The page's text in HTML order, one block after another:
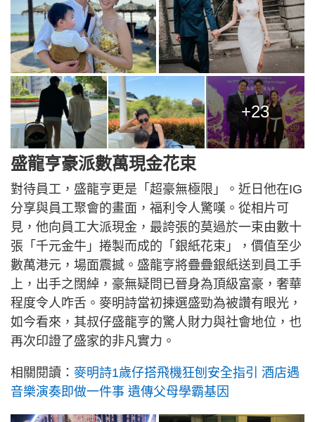
+23
盛龍亨豪派數萬現金花束
對待員工，盛龍亨更是「超豪無極限」。近日他在IG
分享與員工聚會的畫面，福利令人驚嘆。從相片可
見，他向員工大派現金，最誇張的莫過於一束由數十
張「千元金牛」捲製而成的「銀紙花束」，價值至少
數萬港元，場面震撼。盛龍亨將疊疊銀紙送到員工手
上，出手之闊綽，豪無疑問已晉身為頂級富豪，奢華
程度令人咋舌。麥明詩當初揀選盛勁為被讚有眼光，
如今看來，其叔仔盛龍亨的驚人財力與社會地位，也
再次印證了盛家的非凡實力。
相關閱讀： 麥明詩1歲仔搭飛機狂刨安全指引 酒店遇
音樂演奏即做一件事 遺傳父母學霸基因